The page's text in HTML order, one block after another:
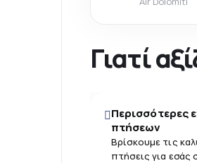
Γιατί
Περισσότερες
πτήσεων
Βρίσκουμε τις
πτήσεις για εσάς